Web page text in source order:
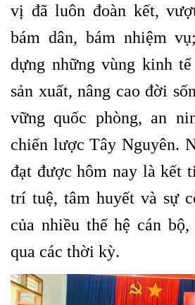
vị đã luôn đoàn kết,
bám dân, bám nhiệm
dựng những vùng kinh
sản xuất, nâng cao đời
vững quốc phòng, an
chiến lược Tây Nguyên.
đạt được hôm nay là kết
trí tuệ, tâm huyết và sự
của nhiều thế hệ cán
qua các thời kỳ.